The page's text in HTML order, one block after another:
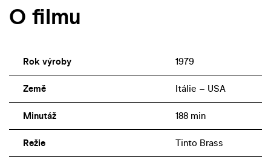
O filmu
Rok výroby 1979
Země Itálie – USA
Minutáž 188 min
Režie Tinto Brass